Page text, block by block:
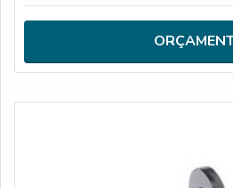
para container.MAIS DETALHES
PRODUTOCada contêiner é uma
independente, com dimensões
inter